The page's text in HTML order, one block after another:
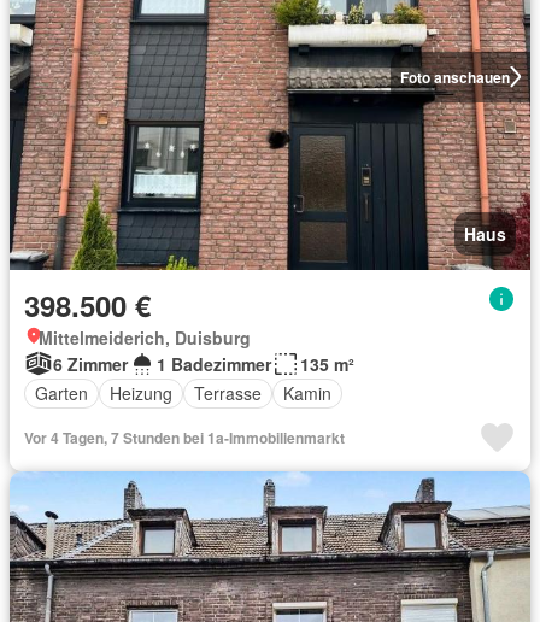
Foto anschauen
Haus
398.500 €
Mittelmeiderich, Duisburg
6 Zimmer
1 Badezimmer
135 m²
Garten
Heizung Terrasse Kamin
Vor 4 Tagen, 7 Stunden bei 1a-Immobilienmarkt